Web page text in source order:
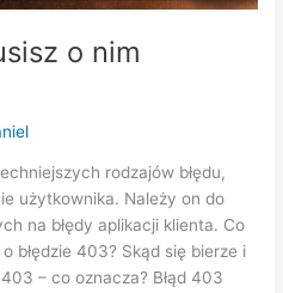
o nim
rodzajów błędu,
użytkownika. Należy on do
na błędy aplikacji klienta. Co
błędzie 403? Skąd się bierze i
– co oznacza? Błąd 403